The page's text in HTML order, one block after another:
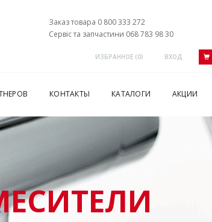
Заказ товара 0 800 333 272
Сервіс та запчастини 068 783 98 30
ИЗБРАННОЕ (0) ВХОД
КОНТАКТЫ КАТАЛОГИ АКЦИИ